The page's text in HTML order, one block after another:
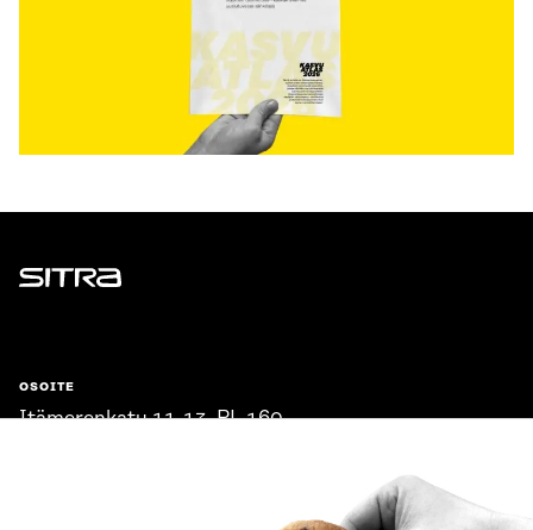
Sitra
OSOITE
Itämerenkatu 11-13, PL 160,